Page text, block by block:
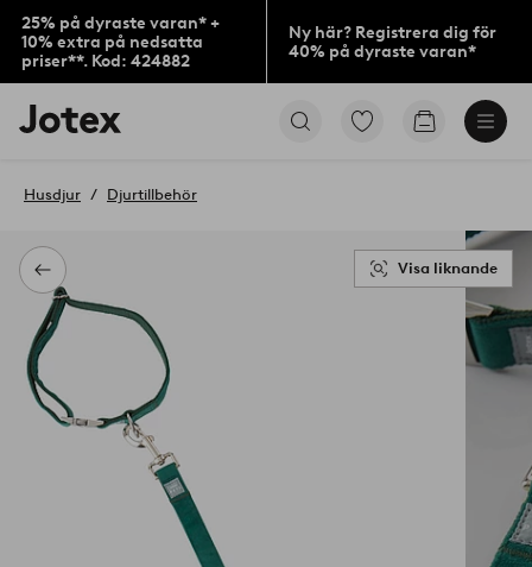
25% på dyraste varan* +
10% extra på nedsatta
priser**. Kod: 424882
Ny här? Registrera dig för
40% på dyraste varan*
Jotex
logotyp
till
Gå
Gå
Tillbaka
Husdjur Djurtillbehör
Visa liknande